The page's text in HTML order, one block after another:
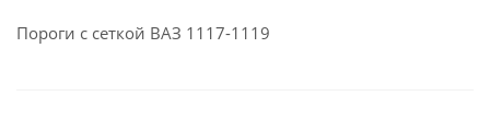
Пороги с сеткой ВАЗ 1117-1119